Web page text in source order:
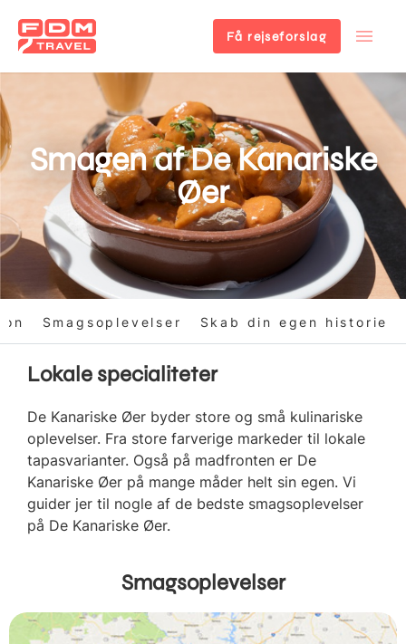
til
hovedindhold
Få rejseforslag
Smagen af De Kanariske
Øer
Smagsoplevelser Skab din egen historie
Lokale specialiteter
De Kanariske Øer byder store og små kulinariske
oplevelser. Fra store farverige markeder til lokale
tapasvarianter. Også på madfronten er De
Kanariske Øer på mange måder helt sin egen. Vi
guider jer til nogle af de bedste smagsoplevelser
på De Kanariske Øer.
Smagsoplevelser